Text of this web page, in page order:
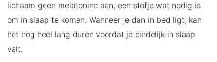
lichaam geen melatonine aan, een stofje wat nodig is
om in slaap te komen. Wanneer je dan in bed ligt, kan
het nog heel lang duren voordat je eindelijk in slaap
valt.